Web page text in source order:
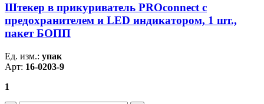
Штекер в прикуриватель PROconnect с
предохранителем и LED индикатором, 1 шт.,
пакет БОПП
Ед. изм.: упак
Арт: 16-0203-9
1